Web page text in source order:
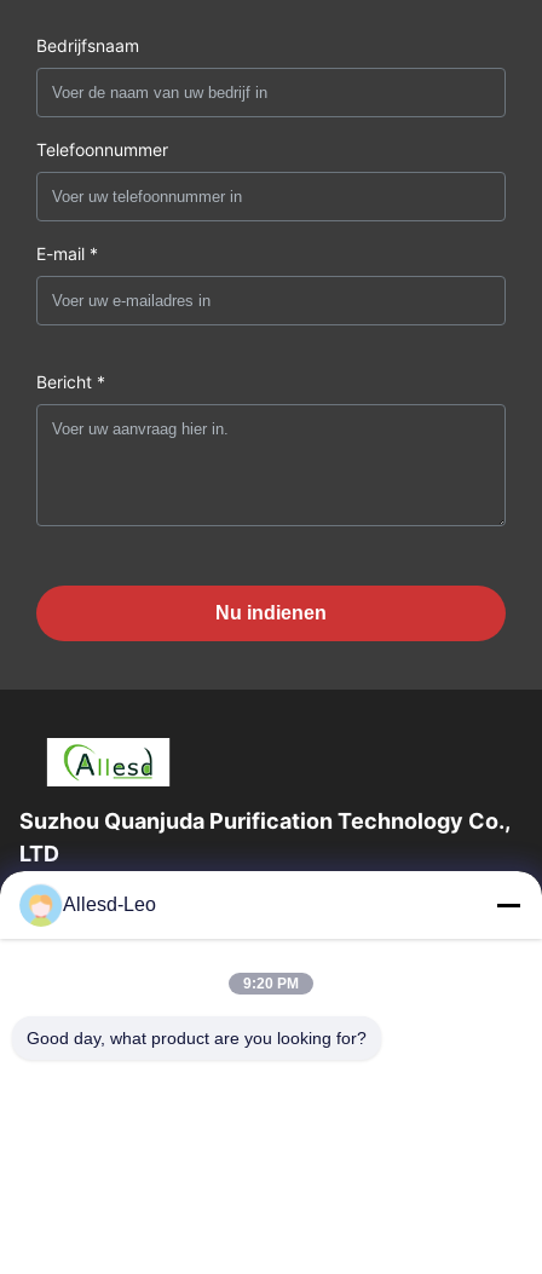
Bedrijfsnaam
Telefoonnummer
E-mail *
Bericht *
Nu indienen
Suzhou Quanjuda Purification Technology Co.,
LTD
16years ervaring, als belangrijke fabrikant en exporteur van
ESD & Cleanroom producten, bieden wij een volledige lijn van
Huis
Producten
Allesd-Leo
9:20 PM
Good day, what product are you looking for?